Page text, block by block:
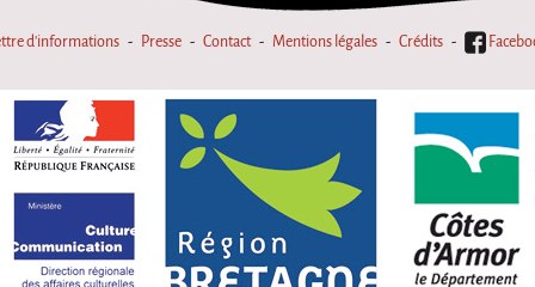
d'informations Presse Contact Mentions légales Crédits